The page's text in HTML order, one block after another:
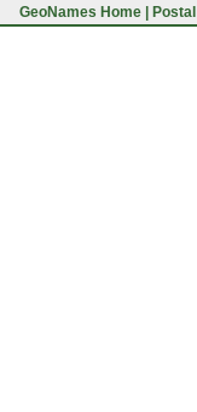
GeoNames Home